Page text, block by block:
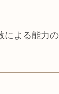
による能力の